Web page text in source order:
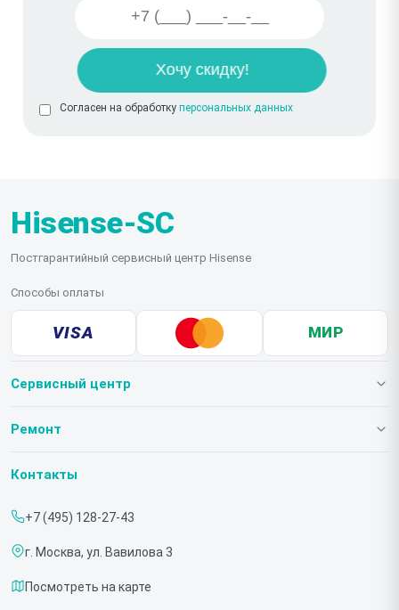
Согласен на обработку персональных данных
Hisense-SC
Постгарантийный сервисный центр Hisense
Способы оплаты
VISA МИР
Сервисный центр
О нашем сервисе
Срочный ремонт
Доставка и способы оплаты
Диагностика
Ремонт
Телевизоров
Контакты
+7 (495) 128-27-43
г. Москва, ул. Вавилова 3
Посмотреть на карте